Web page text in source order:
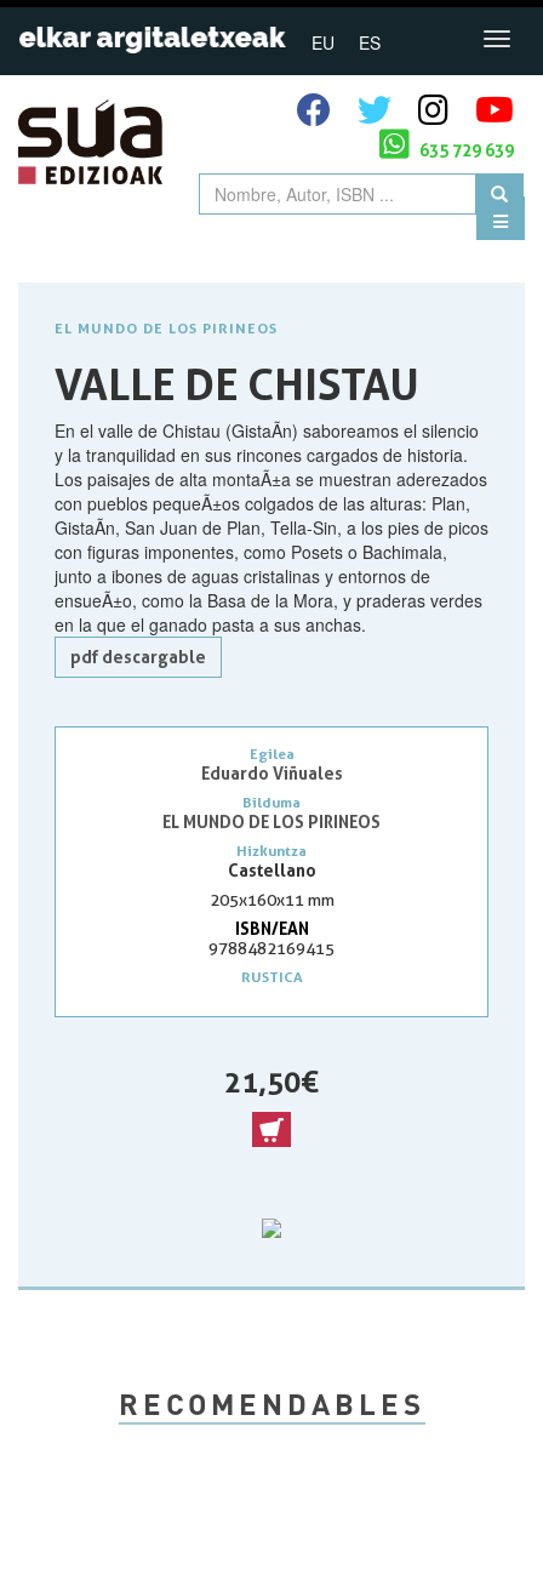
EU ES
635 729 639
EL MUNDO DE LOS PIRINEOS
VALLE DE CHISTAU
En el valle de Chistau (GistaÃ­n) saboreamos el silencio
y la tranquilidad en sus rincones cargados de historia.
Los paisajes de alta montaÃ±a se muestran aderezados
con pueblos pequeÃ±os colgados de las alturas: Plan,
GistaÃ­n, San Juan de Plan, Tella-Sin, a los pies de picos
con figuras imponentes, como Posets o Bachimala,
junto a ibones de aguas cristalinas y entornos de
ensueÃ±o, como la Basa de la Mora, y praderas verdes
en la que el ganado pasta a sus anchas.
pdf descargable
Egilea
Eduardo Viñuales
Bilduma
EL MUNDO DE LOS PIRINEOS
Hizkuntza
Castellano
205x160x11 mm
ISBN/EAN
9788482169415
RUSTICA
21,50 €
RECOMENDABLES